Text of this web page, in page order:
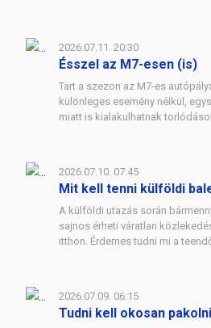
2026.07.11. 20:30
Ésszel az M7-esen (is)
Tart a szezon az M7-es
különleges esemény nélkül,
miatt is kialakulhatnak
2026.07.10. 07:45
Mit kell tenni külföldi
A külföldi utazás során
sajnos érheti váratlan
itthon. Érdemes tudni mi a
2026.07.09. 06:15
Tudni kell okosan